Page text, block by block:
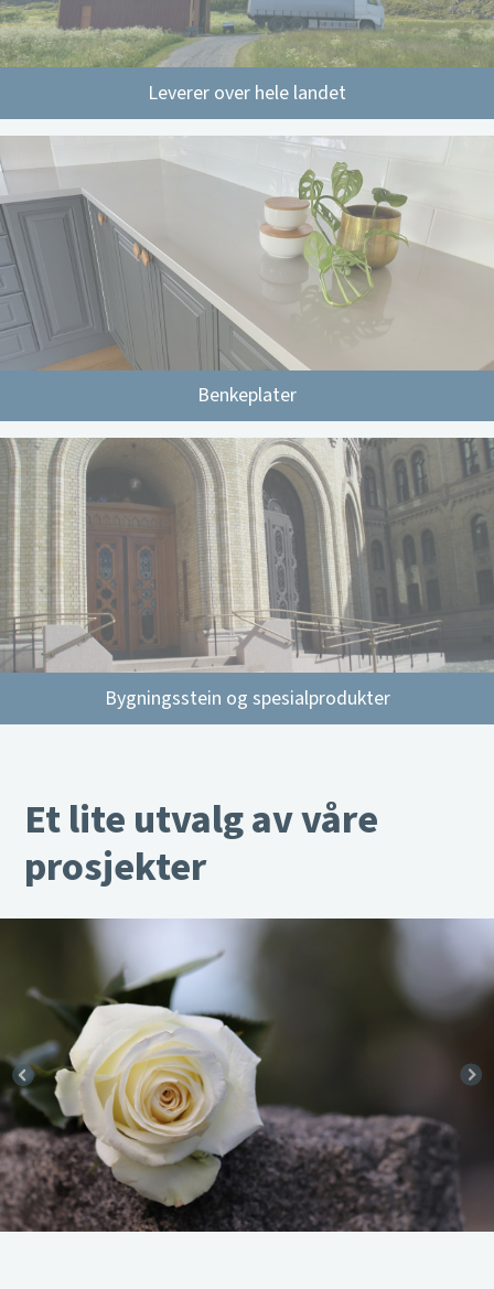
Leverer over hele landet
Benkeplater
Bygningsstein og spesialprodukter
Et lite utvalg av våre
prosjekter